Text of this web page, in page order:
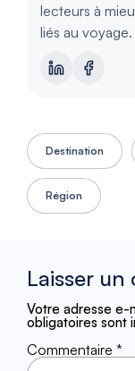
lecteurs à
liés au voyage.
Destination
Région
Laisser
Votre adresse e-
obligatoires sont
Commentaire *